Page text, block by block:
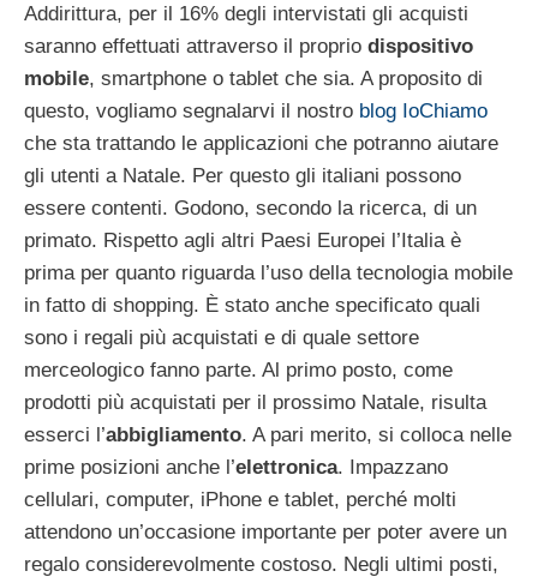
Addirittura, per il 16% degli intervistati gli acquisti
saranno effettuati attraverso il proprio dispositivo
mobile, smartphone o tablet che sia. A proposito di
questo, vogliamo segnalarvi il nostro blog IoChiamo
che sta trattando le applicazioni che potranno aiutare
gli utenti a Natale. Per questo gli italiani possono
essere contenti. Godono, secondo la ricerca, di un
primato. Rispetto agli altri Paesi Europei l’Italia è
prima per quanto riguarda l’uso della tecnologia mobile
in fatto di shopping. È stato anche specificato quali
sono i regali più acquistati e di quale settore
merceologico fanno parte. Al primo posto, come
prodotti più acquistati per il prossimo Natale, risulta
esserci l’abbigliamento. A pari merito, si colloca nelle
prime posizioni anche l’elettronica. Impazzano
cellulari, computer, iPhone e tablet, perché molti
attendono un’occasione importante per poter avere un
regalo considerevolmente costoso. Negli ultimi posti,